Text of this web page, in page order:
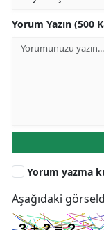
Yorum Yazın (500
Yorum yazma
Aşağıdaki